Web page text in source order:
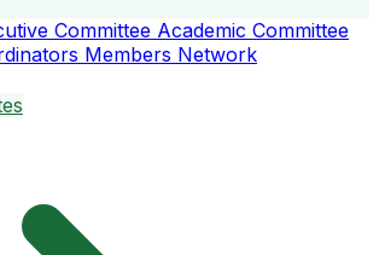
Committee Academic Committee
Members Network